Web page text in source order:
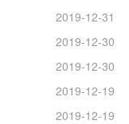
2019-12-31
2019-12-30
2019-12-30
2019-12-19
2019-12-19